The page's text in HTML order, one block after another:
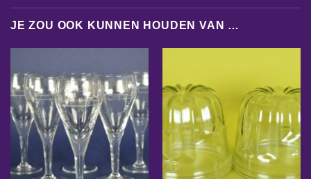
JE ZOU OOK KUNNEN HOUDEN VAN …